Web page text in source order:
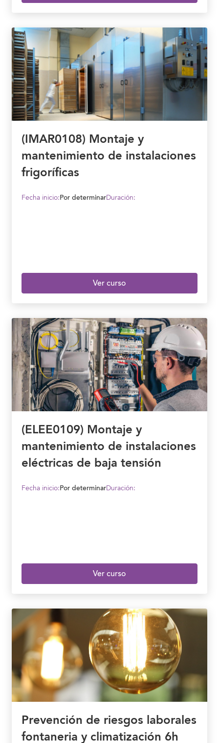
(IMAR0108) Montaje y
mantenimiento de instalaciones
frigoríficas
Fecha inicio:Por determinarDuración:
Ver curso
(ELEE0109) Montaje y
mantenimiento de instalaciones
eléctricas de baja tensión
Fecha inicio:Por determinarDuración:
Ver curso
Prevención de riesgos laborales
fontaneria y climatización 6h